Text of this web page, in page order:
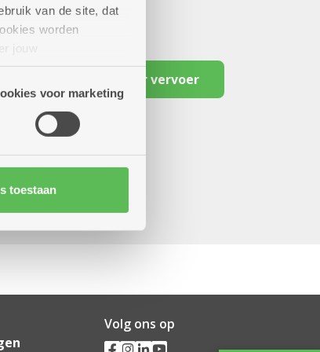
van de site, dat
worden
jouw
deze gegevens
voor marketing
toestaan
Reserveer vervoer
Volg ons op